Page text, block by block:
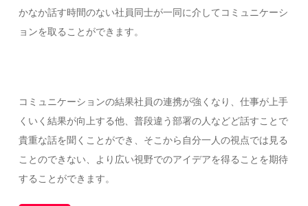
かなか話す時間のない社員同士が一同に介してコミュニケーシ
ョンを取ることができます。
コミュニケーションの結果社員の連携が強くなり、仕事が上手
くいく結果が向上する他、普段違う部署の人などど話すことで
貴重な話を聞くことができ、そこから自分一人の視点では見る
ことのできない、より広い視野でのアイデアを得ることを期待
することができます。